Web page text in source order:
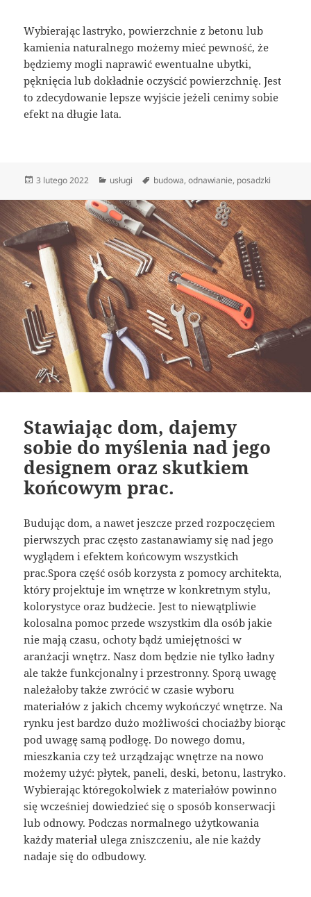
Wybierając lastryko, powierzchnie z betonu lub
kamienia naturalnego możemy mieć pewność, że
będziemy mogli naprawić ewentualne ubytki,
pęknięcia lub dokładnie oczyścić powierzchnię. Jest
to zdecydowanie lepsze wyjście jeżeli cenimy sobie
efekt na długie lata.
Data
3 lutego 2022 Kategorie
usługi Tagi
budowa,odnawianie, posadzki
Stawiając dom, dajemy
sobie do myślenia nad jego
designem oraz skutkiem
końcowym prac.
Budując dom, a nawet jeszcze przed rozpoczęciem
pierwszych prac często zastanawiamy się nad jego
wyglądem i efektem końcowym wszystkich
prac.Spora część osób korzysta z pomocy architekta,
który projektuje im wnętrze w konkretnym stylu,
kolorystyce oraz budżecie. Jest to niewątpliwie
kolosalna pomoc przede wszystkim dla osób jakie
nie mają czasu, ochoty bądź umiejętności w
aranżacji wnętrz. Nasz dom będzie nie tylko ładny
ale także funkcjonalny i przestronny. Sporą uwagę
należałoby także zwrócić w czasie wyboru
materiałów z jakich chcemy wykończyć wnętrze. Na
rynku jest bardzo dużo możliwości chociażby biorąc
pod uwagę samą podłogę. Do nowego domu,
mieszkania czy też urządzając wnętrze na nowo
możemy użyć: płytek, paneli, deski, betonu, lastryko.
Wybierając któregokolwiek z materiałów powinno
się wcześniej dowiedzieć się o sposób konserwacji
lub odnowy. Podczas normalnego użytkowania
każdy materiał ulega zniszczeniu, ale nie każdy
nadaje się do odbudowy.